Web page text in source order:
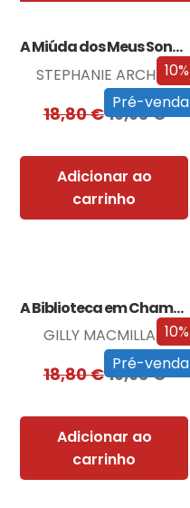
10%
Pré-venda
A Miúda dos Meus Sonhos
STEPHANIE ARCHER
18,80€16,93€
Adicionar ao
carrinho
10%
Pré-venda
A Biblioteca em Chamas
GILLY MACMILLAN
18,80€16,93€
Adicionar ao
carrinho